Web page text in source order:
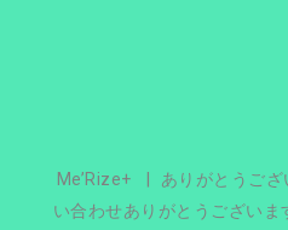
Me’Rize+ ありがとうござ
い合わせありがとうございま